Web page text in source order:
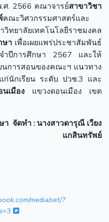
ศ. 2566 คณาจารย์สาขาวิชา
คณะวิศวกรรมศาสตร์และ
ยาลัยเทคโนโลยีราชมงคล
ษา เพื่อเผยแพร่ประชาสัมพันธ์
ำปีการศึกษา 2567 และให้
นการสอนของคณะฯ แนวทาง
นักเรียน ระดับ ปวช.3 และ
เมืองแขวงดอนเมือง เขต
า จัดทำ : นางสาวดารุณี เวียง
แกสินทรัพย์
media/set/?